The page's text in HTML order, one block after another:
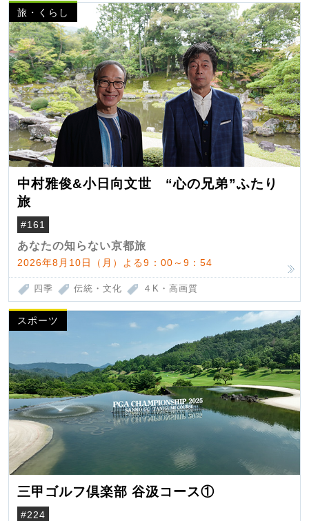
旅・くらし
中村雅俊&小日向文世 “心の兄弟”ふたり
旅
#161
あなたの知らない京都旅
2026年8月10日（月）よる9：00～9：54
四季 伝統・文化 ４K・高画質
スポーツ
三甲ゴルフ倶楽部 谷汲コース①
#224